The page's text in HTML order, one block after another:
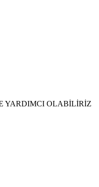
YARDIMCI OLABİLİRİZ